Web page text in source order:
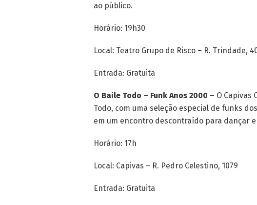
ao público.
Horário: 19h30
Local: Teatro Grupo de Risco – R. Trindade,
Entrada: Gratuita
O Baile Todo – Funk Anos 2000 – O Capivas
Todo, com uma seleção especial de funks
em um encontro descontraído para dançar
Horário: 17h
Local: Capivas – R. Pedro Celestino, 1079
Entrada: Gratuita